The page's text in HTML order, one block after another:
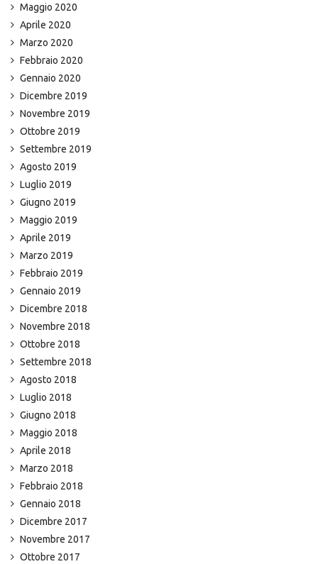
Maggio 2020
Aprile 2020
Marzo 2020
Febbraio 2020
Gennaio 2020
Dicembre 2019
Novembre 2019
Ottobre 2019
Settembre 2019
Agosto 2019
Luglio 2019
Giugno 2019
Maggio 2019
Aprile 2019
Marzo 2019
Febbraio 2019
Gennaio 2019
Dicembre 2018
Novembre 2018
Ottobre 2018
Settembre 2018
Agosto 2018
Luglio 2018
Giugno 2018
Maggio 2018
Aprile 2018
Marzo 2018
Febbraio 2018
Gennaio 2018
Dicembre 2017
Novembre 2017
Ottobre 2017